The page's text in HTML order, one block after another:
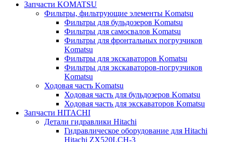
Запчасти KOMATSU
Фильтры, фильтрующие элементы Komatsu
Фильтры для бульдозеров Komatsu
Фильтры для самосвалов Komatsu
Фильтры для фронтальных погрузчиков
Komatsu
Фильтры для экскаваторов Komatsu
Фильтры для экскаваторов-погрузчиков
Komatsu
Ходовая часть Komatsu
Ходовая часть для бульдозеров Komatsu
Ходовая часть для экскаваторов Komatsu
Запчасти HITACHI
Детали гидравлики Hitachi
Гидравлическое оборудование для Hitachi
Hitachi ZX520LCH-3